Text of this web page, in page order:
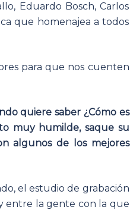
Eduardo Bosch, Carlos
que homenajea a todos
para que nos cuenten
quiere saber ¿Cómo es
muy humilde, saque su
algunos de los mejores
el estudio de grabación
entre la gente con la que